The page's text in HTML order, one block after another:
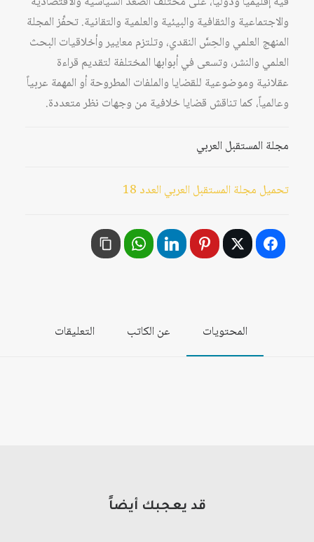
والاجتماعية والثقافية والبيئية والعلمية والتقانية. تحفِّز المجلة
المنهج العلمي والحِسَّ النقدي، وتلتزم معايير وأخلاقيات البحث
العلمي والنشر، وتسعى في أبوابها المختلفة لتقديم قراءة
عقلانية وموضوعية للقضايا والملفات المطروحة أو المهمة عربياً
وعالمياً، كما تناقش قضايا خلافية من وجهات نظر متعددة.
مجلة المستقبل العربي
تحميل مجلة المستقبل العربي العدد 18
المحتويات عن الكاتب التعليقات
قد يعجبك أيضاً